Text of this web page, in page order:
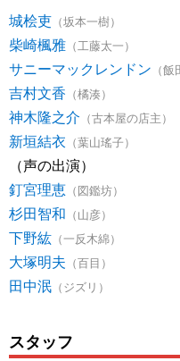
城桧吏 （坂本一樹）
柴崎楓雅 （工藤太一）
サニーマックレンドン （
吉村文香 （橘湊）
神木隆之介 （古本屋の店主）
新垣結衣 （葉山瑤子）
（声の出演）
釘宮理恵 （図鑑坊）
杉田智和 （山彦）
下野紘 （一反木綿）
大塚明夫 （百目）
田中泯 （ジズリ）
スタッフ